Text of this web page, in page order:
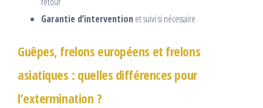
Garantie d’intervention et suivi si nécessaire
Guêpes, frelons européens et frelons
asiatiques : quelles différences pour
l’extermination ?